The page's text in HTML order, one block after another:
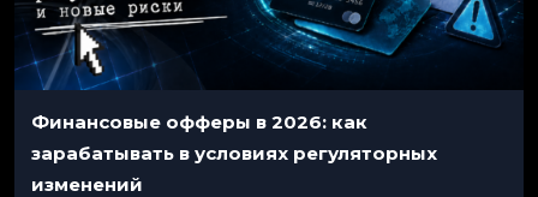
Финансовые офферы в 2026: как
зарабатывать в условиях регуляторных
изменений